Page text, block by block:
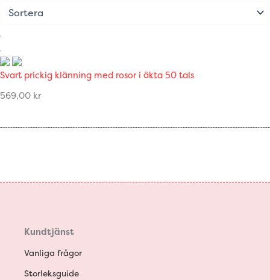
Svart prickig klänning med rosor i äkta 50 tals
569,00 kr
Kundtjänst
Vanliga frågor
Storleksguide